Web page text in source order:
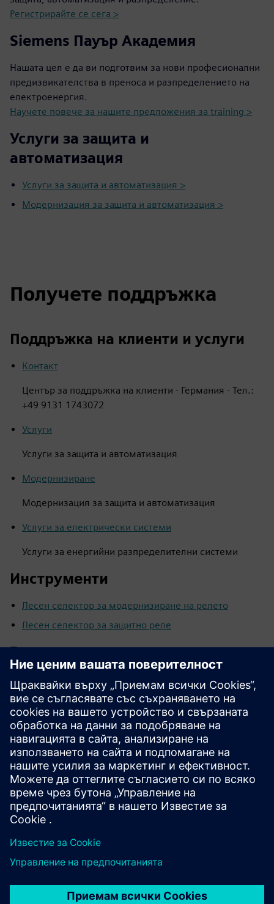
Регистрирайте се сега >
Siemens Пауър Академия
Нашата цел е да ви подготвим за нови професионални
предизвикателства в преноса и разпределението на
електроенергия.
Научете повече за нашите предложения за training >
Услуги за защита и
автоматизация
Услуги за защита и автоматизация >
Модернизация за защита и автоматизация >
Получете поддръжка
Поддръжка на клиенти и услуги
Контакт
Център за поддръжка на клиенти - Германия - Тел.:
+49 9131 1743072
Услуги
Услуги за защита и автоматизация
Модернизиране
Модернизация за защита и автоматизация
Услуги за електрически системи
Услуги за енергийни разпределителни системи
Инструменти
Лесен селектор за модернизиране на релето
Лесен селектор за защитно реле
Връзки за поддръжка
Примери за приложение
Сертификати
Бележки за продукта
Изтегляни/Софтуер/Фърмуер
Често задавани въпроси
Ръководства
Software архиви
Технически данни